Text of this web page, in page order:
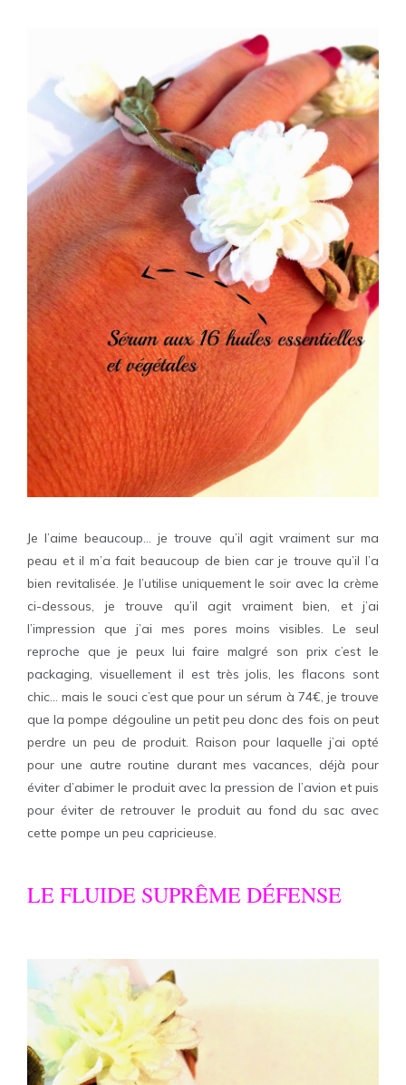
Je l’aime beaucoup… je trouve qu’il agit vraiment sur ma
peau et il m’a fait beaucoup de bien car je trouve qu’il l’a
bien revitalisée. Je l’utilise uniquement le soir avec la crème
ci-dessous, je trouve qu’il agit vraiment bien, et j’ai
l’impression que j’ai mes pores moins visibles. Le seul
reproche que je peux lui faire malgré son prix c’est le
packaging, visuellement il est très jolis, les flacons sont
chic… mais le souci c’est que pour un sérum à 74€, je trouve
que la pompe dégouline un petit peu donc des fois on peut
perdre un peu de produit. Raison pour laquelle j’ai opté
pour une autre routine durant mes vacances, déjà pour
éviter d’abimer le produit avec la pression de l’avion et puis
pour éviter de retrouver le produit au fond du sac avec
cette pompe un peu capricieuse.
LE FLUIDE SUPRÊME DÉFENSE